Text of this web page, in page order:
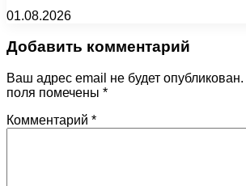
01.08.2026
Добавить комментарий
Ваш адрес email не будет опубликован.
поля помечены *
Комментарий *